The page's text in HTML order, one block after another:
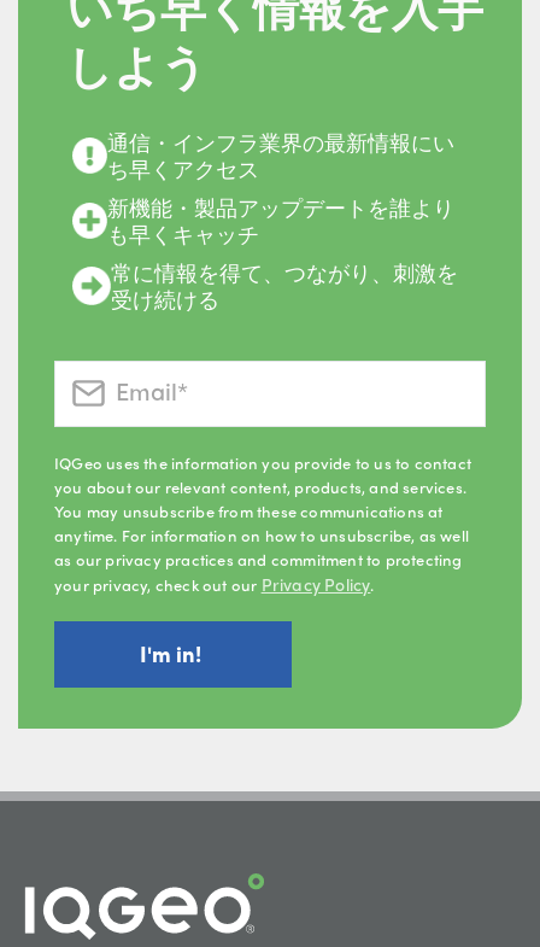
しよう
通信・インフラ業界の最新情報にい
ち早くアクセス
新機能・製品アップデートを誰より
も早くキャッチ
常に情報を得て、つながり、刺激を
受け続ける
IQGeo uses the information you provide to us to contact
you about our relevant content, products, and services.
You may unsubscribe from these communications at
anytime. For information on how to unsubscribe, as well
as our privacy practices and commitment to protecting
your privacy, check out our Privacy Policy.